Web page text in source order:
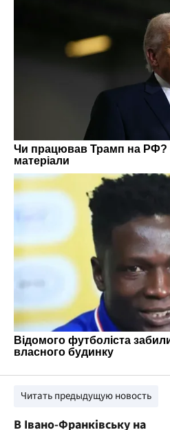
Читать предыдущую новость
В Івано-Франківську на